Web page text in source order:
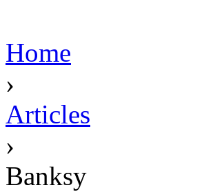
Home
›
Articles
›
Banksy